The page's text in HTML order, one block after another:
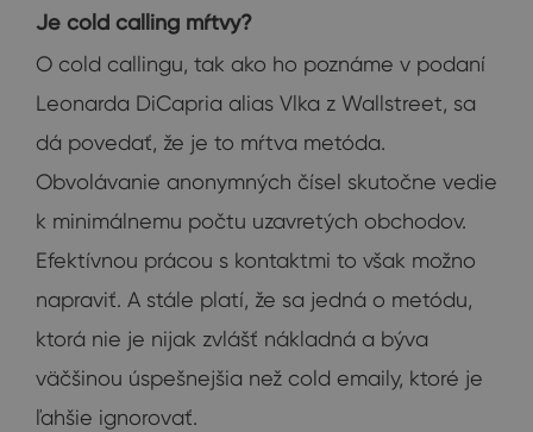
Je cold calling mŕtvy?
O cold callingu, tak ako ho poznáme v podaní
Leonarda DiCapria alias Vlka z Wallstreet, sa
dá povedať, že je to mŕtva metóda.
Obvolávanie anonymných čísel skutočne vedie
k minimálnemu počtu uzavretých obchodov.
Efektívnou prácou s kontaktmi to však možno
napraviť. A stále platí, že sa jedná o metódu,
ktorá nie je nijak zvlášť nákladná a býva
väčšinou úspešnejšia než cold emaily, ktoré je
ľahšie ignorovať.